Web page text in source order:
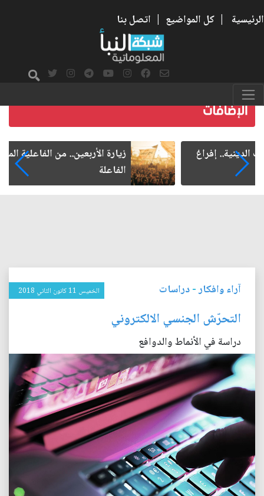
الرئيسية | كل المواضيع | اتصل بنا
زيارة الأربعين.. من الفاعلية المجتمعية إلى المواطنة
آراء وافكار-دراسات الخميس 11 كانون الثاني 2018
التحرّش الجنسي الالكتروني
دراسة في الأنماط والدوافع